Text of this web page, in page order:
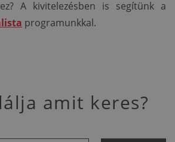
A kivitelezésben is segítünk a
programunkkal.
amit keres?